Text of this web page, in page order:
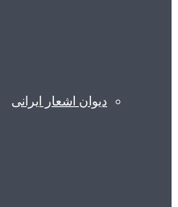
دیوان اشعار ایرانی